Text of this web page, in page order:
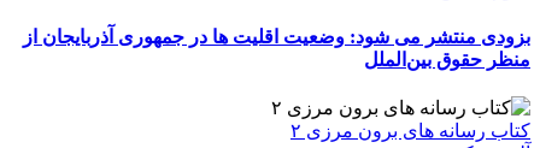
بزودی منتشر می شود: وضعیت اقلیت ها در جمهوری آذربایجان از
منظر حقوق بین‌الملل
کتاب رسانه های برون مرزی ۲